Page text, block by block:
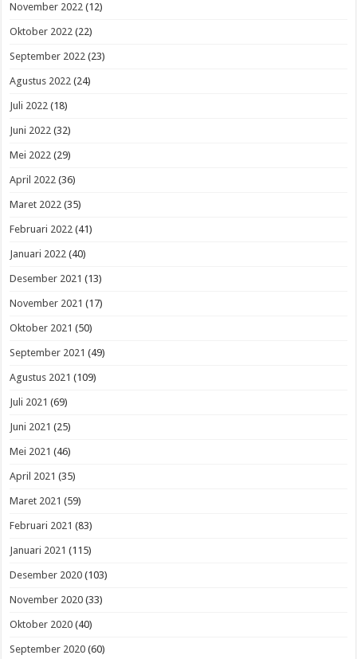
November 2022 (12)
Oktober 2022 (22)
September 2022 (23)
Agustus 2022 (24)
Juli 2022 (18)
Juni 2022 (32)
Mei 2022 (29)
April 2022 (36)
Maret 2022 (35)
Februari 2022 (41)
Januari 2022 (40)
Desember 2021 (13)
November 2021 (17)
Oktober 2021 (50)
September 2021 (49)
Agustus 2021 (109)
Juli 2021 (69)
Juni 2021 (25)
Mei 2021 (46)
April 2021 (35)
Maret 2021 (59)
Februari 2021 (83)
Januari 2021 (115)
Desember 2020 (103)
November 2020 (33)
Oktober 2020 (40)
September 2020 (60)